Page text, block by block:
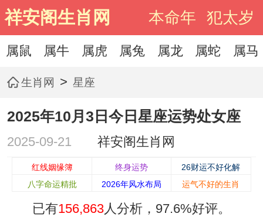
祥安阁生肖网 本命年 犯太岁
属鼠 属牛 属虎 属兔 属龙 属蛇 属马
生肖网 > 星座
2025年10月3日今日星座运势处女座
2025-09-21 祥安阁生肖网
红线姻缘簿 终身运势
26财运不好化解
八字命运精批
2026年风水布局 运气不好的生肖
已有156,863人分析， 97.6%好评。